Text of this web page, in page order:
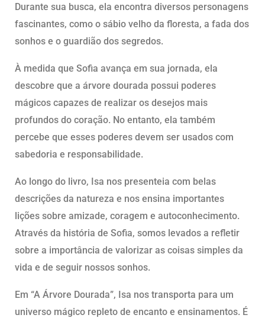
Durante sua busca, ela encontra diversos personagens
fascinantes, como o sábio velho da floresta, a fada dos
sonhos e o guardião dos segredos.
À medida que Sofia avança em sua jornada, ela
descobre que a árvore dourada possui poderes
mágicos capazes de realizar os desejos mais
profundos do coração. No entanto, ela também
percebe que esses poderes devem ser usados com
sabedoria e responsabilidade.
Ao longo do livro, Isa nos presenteia com belas
descrições da natureza e nos ensina importantes
lições sobre amizade, coragem e autoconhecimento.
Através da história de Sofia, somos levados a refletir
sobre a importância de valorizar as coisas simples da
vida e de seguir nossos sonhos.
Em “A Árvore Dourada”, Isa nos transporta para um
universo mágico repleto de encanto e ensinamentos. É